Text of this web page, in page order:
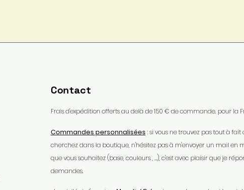
Contact
Frais d'expédition offerts au delà de 150 € de commande. pour la
Commandes personnalisées : si vous ne trouvez pas tout à fait
cherchez dans la boutique, n'hésitez pas à m'envoyer un mail en
que vous souhaitez (base, couleurs , …), c'est avec plaisir que je
demandes.